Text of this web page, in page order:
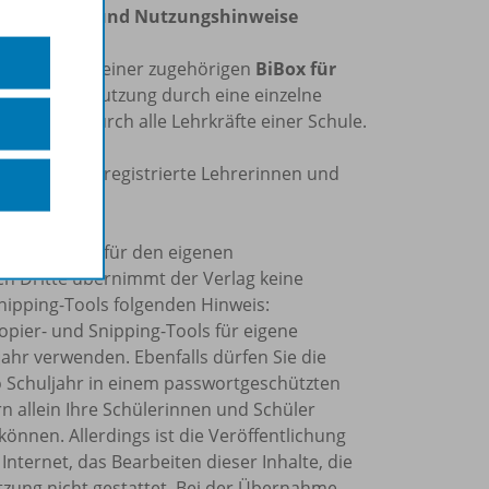
und Nutzungshinweise
mit einer zugehörigen BiBox für
zur Nutzung durch eine einzelne
Nutzung durch alle Lehrkräfte einer Schule.
ist nur für registrierte Lehrerinnen und
möglich.
ist für den eigenen
Dritte übernimmt der Verlag keine
Tools folgenden Hinweis:
und Snipping-Tools für eigene
verwenden. Ebenfalls dürfen Sie die
in einem passwortgeschützten
allein Ihre Schülerinnen und Schüler
Allerdings ist die Veröffentlichung
das Bearbeiten dieser Inhalte, die